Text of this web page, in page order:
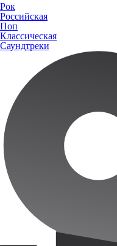
Рок
Российская
Поп
Классическая
Саундтреки